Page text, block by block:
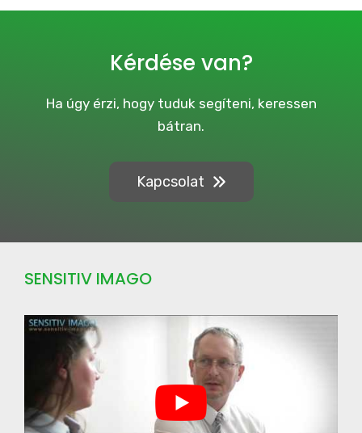
e
Kérdése van?
Ha úgy érzi, hogy tuduk segíteni, keressen
bátran.
Kapcsolat
SENSITIV IMAGO